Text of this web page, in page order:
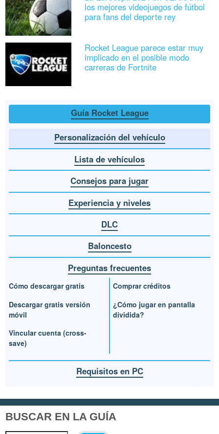
los mejores videojuegos de fútbol
para fans del deporte rey
Rocket League parece estar muy
implicado en el posible modo
carreras de Fortnite
Guía Rocket League
Personalización del vehículo
Lista de vehículos
Consejos para jugar
Experiencia y niveles
DLC
Baloncesto
Preguntas frecuentes
Cómo descargar gratis
Descargar gratis versión
móvil
Vincular cuenta (cross-
save)
Comprar créditos
¿Cómo jugar en pantalla
dividida?
Requisitos en PC
BUSCAR EN LA GUÍA